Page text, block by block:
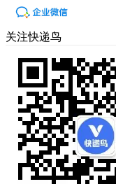
关注快递鸟